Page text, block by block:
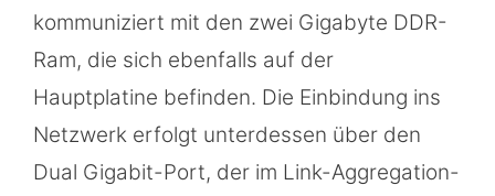
kommuniziert mit den zwei Gigabyte DDR-
Ram, die sich ebenfalls auf der
Hauptplatine befinden. Die Einbindung ins
Netzwerk erfolgt unterdessen über den
Dual Gigabit-Port, der im Link-Aggregation-